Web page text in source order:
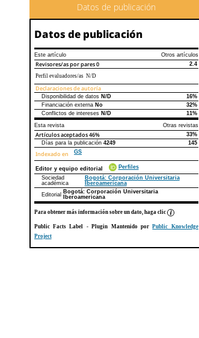
Datos de publicación
Datos de publicación
Este artículo Otros artículos
Revisores/as por pares0
2.4
Perfil evaluadores/as N/D
Declaraciones de autoría
Declaraciones de autoríaEste artículo
Disponibilidad de datos N/D
16%
Financiación externa No
32%
Conflictos de intereses N/D
11%
Esta revista
Otras revistas
Artículos aceptados46%
33%
Días para la publicación 4249 145
Indexado en GS
Editor y equipo editorial
Perfiles
Sociedad
académica
Bogotá: Corporación Universitaria
Iberoamericana
Editorial
Bogotá: Corporación Universitaria
Iberoamericana
Para obtener más información sobre un dato, haga clic
Public Facts Label - Plugin Mantenido porPublic Knowledge
Project